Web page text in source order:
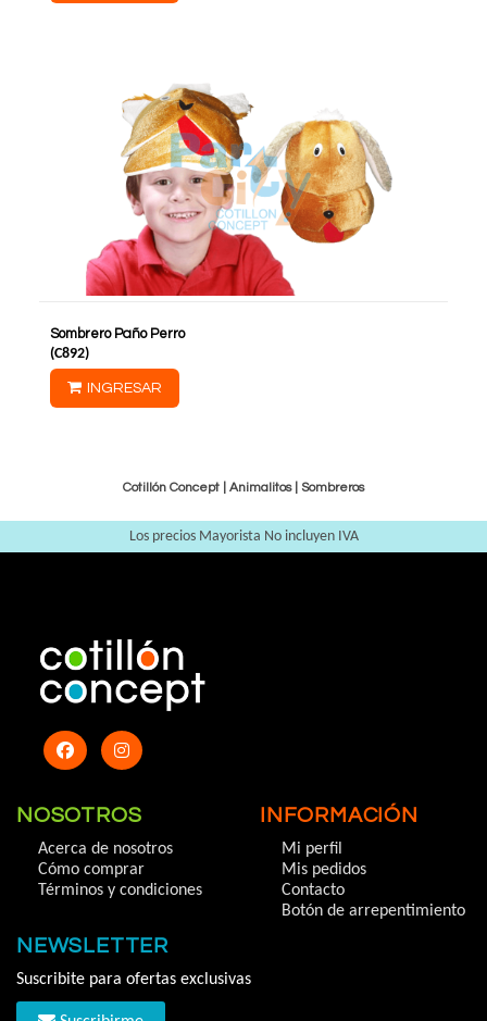
Sombrero Paño Perro
(C892)
INGRESAR
Cotillón Concept | Animalitos| Sombreros
Los precios Mayorista No incluyen IVA
NOSOTROS
Acerca de nosotros
Cómo comprar
Términos y condiciones
INFORMACIÓN
Mi perfil
Mis pedidos
Contacto
Botón de arrepentimiento
NEWSLETTER
Suscribite para ofertas exclusivas